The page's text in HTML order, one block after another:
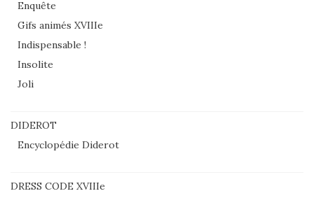
Enquête
Gifs animés XVIIIe
Indispensable !
Insolite
Joli
DIDEROT
Encyclopédie Diderot
DRESS CODE XVIIIe